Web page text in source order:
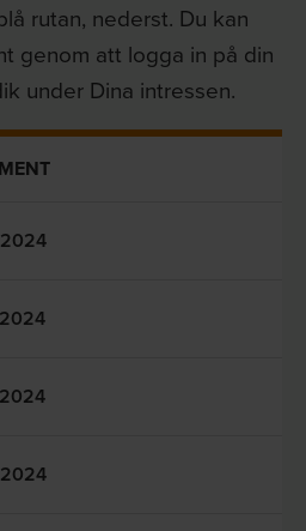
rutan, nederst. Du kan
genom att logga in på din
under Dina intressen.